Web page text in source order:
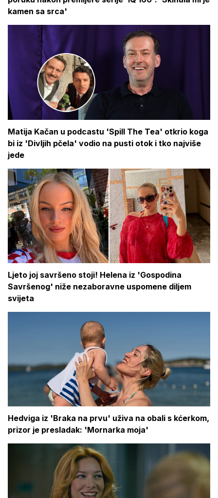
kamen sa srca'
Matija Kačan u podcastu 'Spill The Tea' otkrio koga
bi iz 'Divljih pčela' vodio na pusti otok i tko najviše
jede
Ljeto joj savršeno stoji! Helena iz 'Gospodina
Savršenog' niže nezaboravne uspomene diljem
svijeta
Hedviga iz 'Braka na prvu' uživa na obali s kćerkom,
prizor je presladak: 'Mornarka moja'